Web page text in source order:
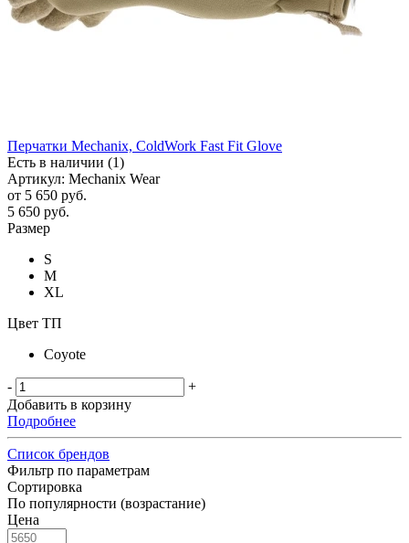
Перчатки Mechanix, ColdWork Fast Fit Glove
Есть в наличии (1)
Артикул: Mechanix Wear
от 5 650 руб.
5 650 руб.
Размер
S
M
XL
Цвет ТП
Coyote
-
+
Добавить в корзину
Подробнее
Список брендов
Фильтр по параметрам
Сортировка
По популярности (возрастание)
Цена